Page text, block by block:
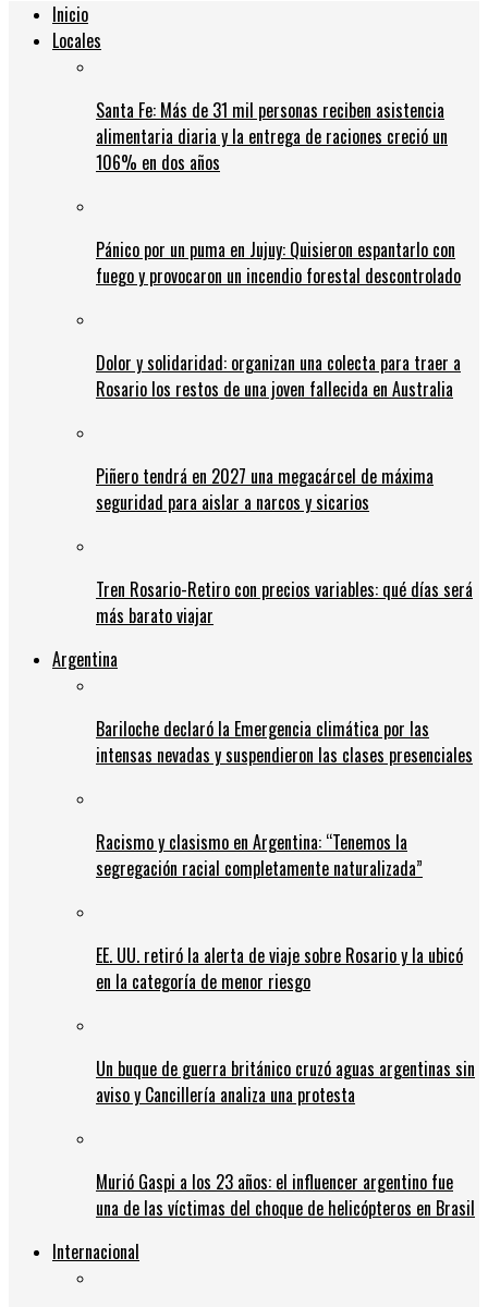
Inicio
Locales
Santa Fe: Más de 31 mil personas reciben asistencia
alimentaria diaria y la entrega de raciones creció un
106% en dos años
Pánico por un puma en Jujuy: Quisieron espantarlo con
fuego y provocaron un incendio forestal descontrolado
Dolor y solidaridad: organizan una colecta para traer a
Rosario los restos de una joven fallecida en Australia
Piñero tendrá en 2027 una megacárcel de máxima
seguridad para aislar a narcos y sicarios
Tren Rosario-Retiro con precios variables: qué días será
más barato viajar
Argentina
Bariloche declaró la Emergencia climática por las
intensas nevadas y suspendieron las clases presenciales
Racismo y clasismo en Argentina: “Tenemos la
segregación racial completamente naturalizada”
EE. UU. retiró la alerta de viaje sobre Rosario y la ubicó
en la categoría de menor riesgo
Un buque de guerra británico cruzó aguas argentinas sin
aviso y Cancillería analiza una protesta
Murió Gaspi a los 23 años: el influencer argentino fue
una de las víctimas del choque de helicópteros en Brasil
Internacional